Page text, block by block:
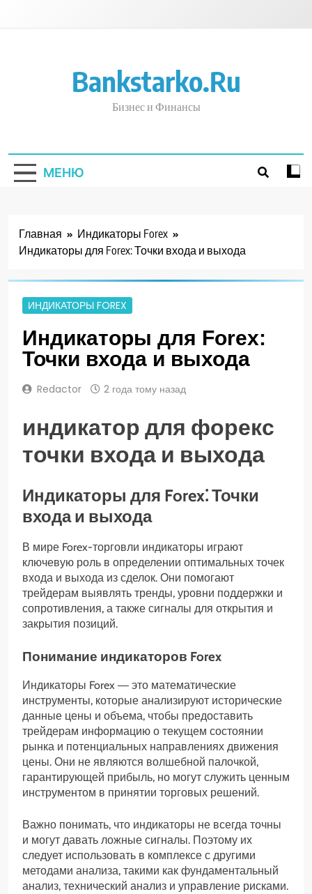
Bankstarko.ru
Бизнес и Финансы
МЕНЮ
Главная
Индикаторы Forex
Индикаторы для Forex: Точки входа и выхода
ИНДИКАТОРЫ FOREX
Индикаторы для Forex:
Точки входа и выхода
Redactor 2 года тому назад
индикатор для форекс
точки входа и выхода
Индикаторы для Forex⁚ Точки
входа и выхода
В мире Forex-торговли индикаторы играют
ключевую роль в определении оптимальных точек
входа и выхода из сделок. Они помогают
трейдерам выявлять тренды, уровни поддержки и
сопротивления, а также сигналы для открытия и
закрытия позиций.
Понимание индикаторов Forex
Индикаторы Forex ― это математические
инструменты, которые анализируют исторические
данные цены и объема, чтобы предоставить
трейдерам информацию о текущем состоянии
рынка и потенциальных направлениях движения
цены. Они не являются волшебной палочкой,
гарантирующей прибыль, но могут служить ценным
инструментом в принятии торговых решений.
Важно понимать, что индикаторы не всегда точны
и могут давать ложные сигналы. Поэтому их
следует использовать в комплексе с другими
методами анализа, такими как фундаментальный
анализ, технический анализ и управление рисками.